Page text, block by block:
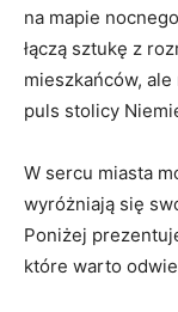
na mapie
łączą sztukę z
mieszkańców,
puls stolicy
W sercu miasta
wyróżniają się
Poniżej
które warto